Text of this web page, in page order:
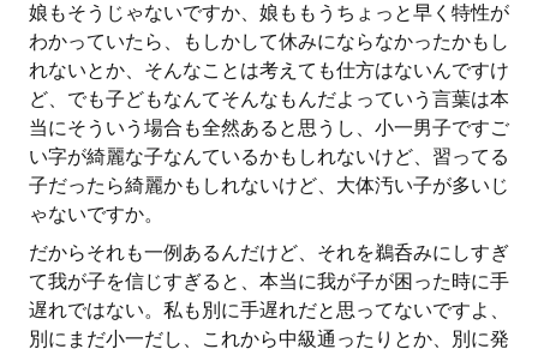
娘もそうじゃないですか、娘ももうちょっと早く特性が
わかっていたら、もしかして休みにならなかったかもし
れないとか、そんなことは考えても仕方はないんですけ
ど、でも子どもなんてそんなもんだよっていう言葉は本
当にそういう場合も全然あると思うし、小一男子ですご
い字が綺麗な子なんているかもしれないけど、習ってる
子だったら綺麗かもしれないけど、大体汚い子が多いじ
ゃないですか。
だからそれも一例あるんだけど、それを鵜呑みにしすぎ
て我が子を信じすぎると、本当に我が子が困った時に手
遅れではない。私も別に手遅れだと思ってないですよ、
別にまだ小一だし、これから中級通ったりとか、別に発